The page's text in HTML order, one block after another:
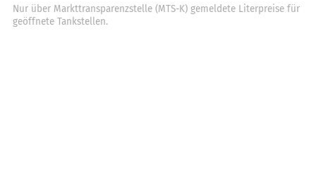
Nur über Markttransparenzstelle (MTS-K) gemeldete Literpreise für
geöffnete Tankstellen.